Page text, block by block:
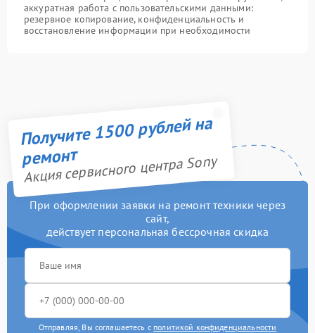
аккуратная работа с пользовательскими данными:
резервное копирование, конфиденциальность и
восстановление информации при необходимости
Получите 1500 рублей на
ремонт
Акция сервисного центра Sony
При оформлении заявки на ремонт техники через
сайт,
действует персональная бессрочная скидка
Отправляя, Вы соглашаетесь с политикой конфиденциальности